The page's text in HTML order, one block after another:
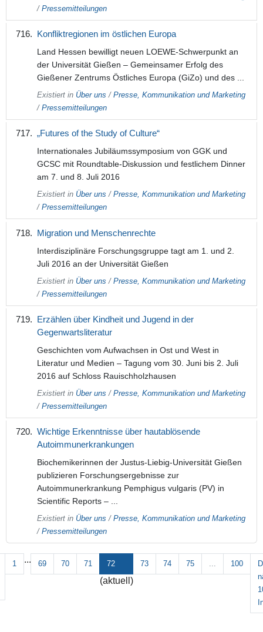
/ Pressemitteilungen
Konfliktregionen im östlichen Europa
Land Hessen bewilligt neuen LOEWE-Schwerpunkt an
der Universität Gießen – Gemeinsamer Erfolg des
Gießener Zentrums Östliches Europa (GiZo) und des ...
Existiert in Über uns / Presse, Kommunikation und Marketing
/ Pressemitteilungen
„Futures of the Study of Culture“
Internationales Jubiläumssymposium von GGK und
GCSC mit Roundtable-Diskussion und festlichem Dinner
am 7. und 8. Juli 2016
Existiert in Über uns / Presse, Kommunikation und Marketing
/ Pressemitteilungen
Migration und Menschenrechte
Interdisziplinäre Forschungsgruppe tagt am 1. und 2.
Juli 2016 an der Universität Gießen
Existiert in Über uns / Presse, Kommunikation und Marketing
/ Pressemitteilungen
Erzählen über Kindheit und Jugend in der
Gegenwartsliteratur
Geschichten vom Aufwachsen in Ost und West in
Literatur und Medien – Tagung vom 30. Juni bis 2. Juli
2016 auf Schloss Rauischholzhausen
Existiert in Über uns / Presse, Kommunikation und Marketing
/ Pressemitteilungen
Wichtige Erkenntnisse über hautablösende
Autoimmunerkrankungen
Biochemikerinnen der Justus-Liebig-Universität Gießen
publizieren Forschungsergebnisse zur
Autoimmunerkrankung Pemphigus vulgaris (PV) in
Scientific Reports – ...
Existiert in Über uns / Presse, Kommunikation und Marketing
/ Pressemitteilungen
1 ... 69 70 71 72
(aktuell)
73 74 75 ... 100